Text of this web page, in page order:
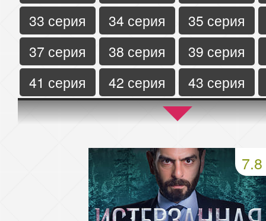
33 серия
34 серия
35 серия
37 серия
38 серия
39 серия
41 серия
42 серия
43 серия
45 серия
46 серия
47 серия
50 серия
51 серия
54 серия
55 серия
58 серия
59 серия
7.8